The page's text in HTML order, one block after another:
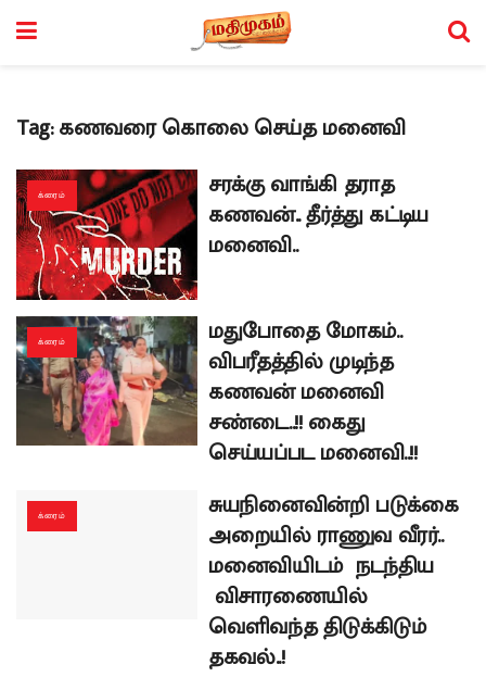
Tag:கணவரை கொலை செய்த மனைவி
க்ரைம்
சரக்கு வாங்கி தராத
கணவன்.. தீர்த்து கட்டிய
மனைவி..
க்ரைம்
மதுபோதை மோகம்..
விபரீதத்தில் முடிந்த
கணவன் மனைவி
சண்டை..!! கைது
செய்யப்பட மனைவி..!!
க்ரைம்
சுயநினைவின்றி படுக்கை
அறையில் ராணுவ வீரர்..
மனைவியிடம் நடந்திய
விசாரணையில்
வெளிவந்த திடுக்கிடும்
தகவல்..!